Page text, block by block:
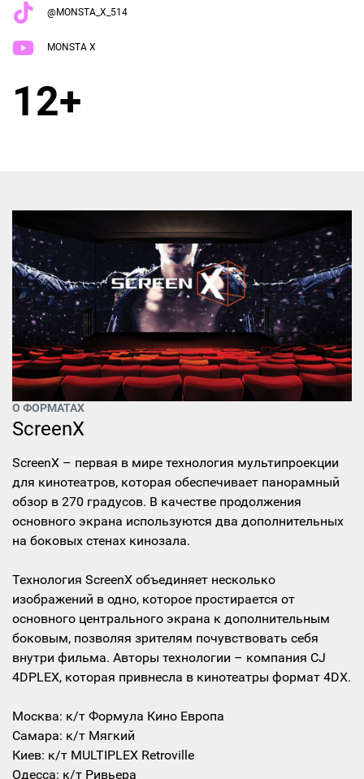
@MONSTA_X_514
MONSTA X
12+
О ФОРМАТАХ
ScreenX
ScreenX – первая в мире технология мультипроекции
для кинотеатров, которая обеспечивает панорамный
обзор в 270 градусов. В качестве продолжения
основного экрана используются два дополнительных
на боковых стенах кинозала.
Технология ScreenX объединяет несколько
изображений в одно, которое простирается от
основного центрального экрана к дополнительным
боковым, позволяя зрителям почувствовать себя
внутри фильма. Авторы технологии – компания CJ
4DPLEX, которая привнесла в кинотеатры формат 4DX.
Москва: к/т Формула Кино Европа
Самара: к/т Мягкий
Киев: к/т MULTIPLEX Retroville
Одесса: к/т Ривьера